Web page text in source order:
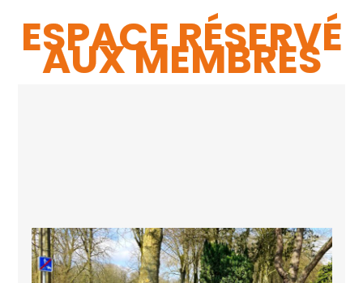
ESPACE RÉSERVÉ
AUX MEMBRES